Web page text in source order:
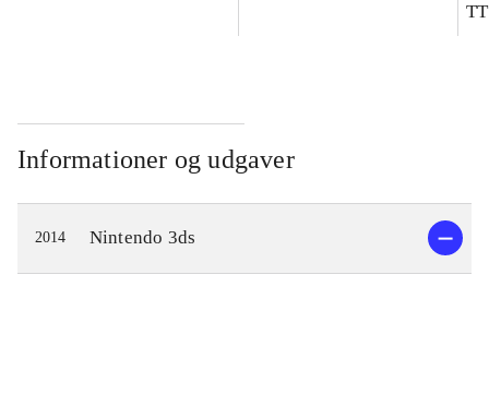
Informationer og udgaver
2014 Nintendo 3ds